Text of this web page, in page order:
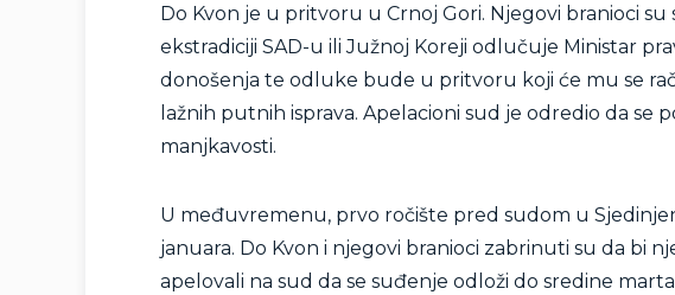
Do Kvon je u pritvoru u Crnoj Gori. Njegovi branioci
ekstradiciji SAD-u ili Južnoj Koreji odlučuje Ministar
donošenja te odluke bude u pritvoru koji će mu se
lažnih putnih isprava. Apelacioni sud je odredio da se
manjkavosti.
U međuvremenu, prvo ročište pred sudom u
januara. Do Kvon i njegovi branioci zabrinuti su da bi
apelovali na sud da se suđenje odloži do sredine